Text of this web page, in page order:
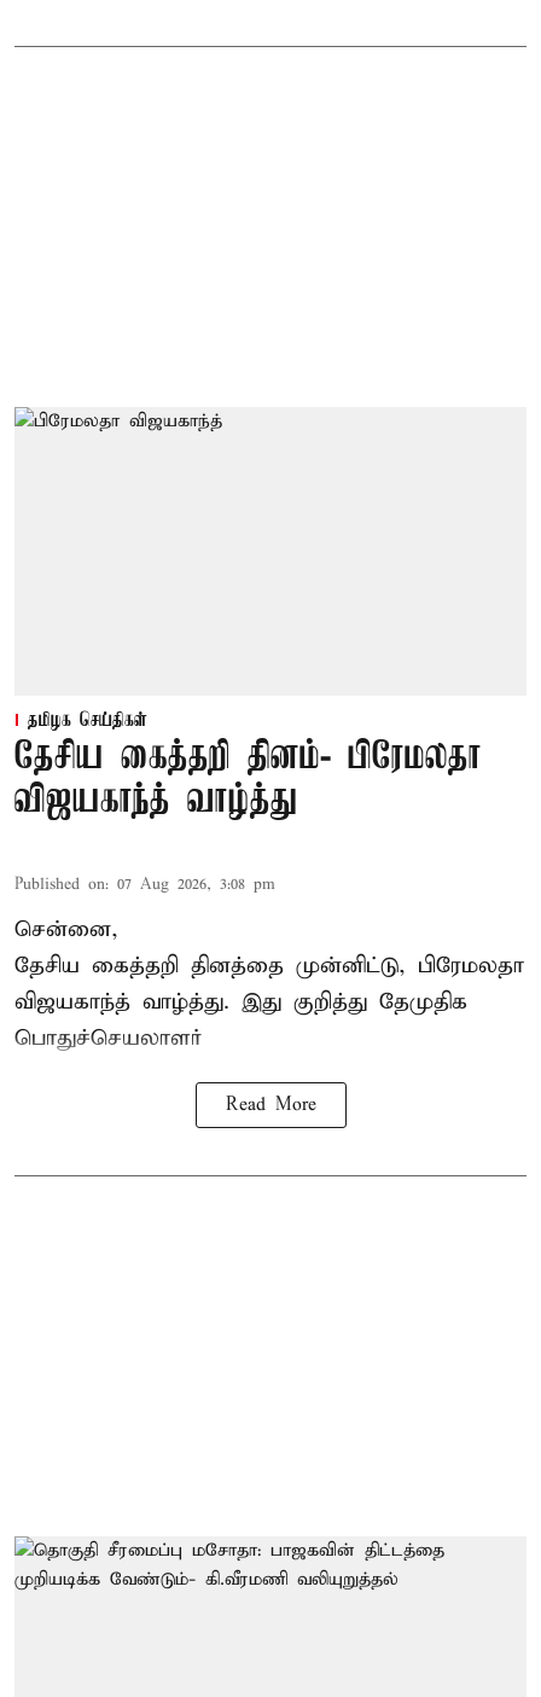
தமிழக செய்திகள்
தேசிய கைத்தறி தினம்- பிரேமலதா
விஜயகாந்த் வாழ்த்து
Published on: 07 Aug 2026, 3:08 pm
சென்னை,
தேசிய கைத்தறி தினத்தை முன்னிட்டு, பிரேமலதா
விஜயகாந்த் வாழ்த்து. இது குறித்து தேமுதிக
பொதுச்செயலாளர்
Read More